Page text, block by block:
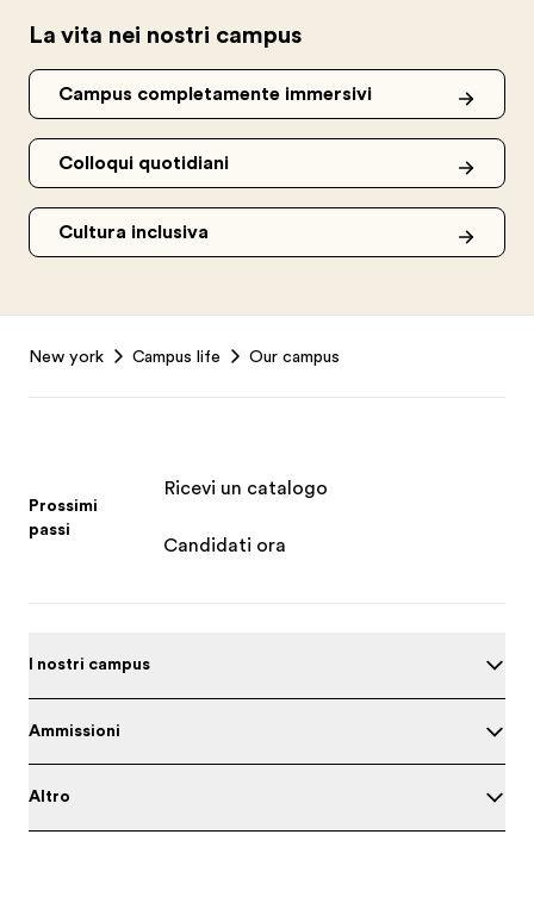
La vita nei nostri campus
Campus completamente immersivi
Colloqui quotidiani
Cultura inclusiva
New york Campus life Our campus
Prossimi
passi
Ricevi un catalogo
Candidati ora
I nostri campus
Ammissioni
Altro